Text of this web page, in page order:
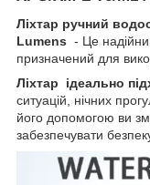
Ліхтар ручний
Lumens - Це
призначений для
Ліхтар ідеально
ситуацій, нічних
його допомогою ви
забезпечувати